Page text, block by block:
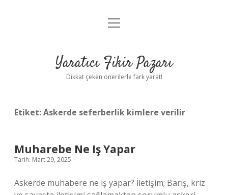
Anasayfa
Yasal Uyarı
menüyü
Yaratıcı Fikir Pazarı
Dikkat çeken önerilerle fark yarat!
Etiket:Askerde seferberlik kimlere verilir
Muharebe Ne Iş Yapar
Tarih: Mart 29, 2025
Askerde muhabere ne iş yapar? İletişim; Barış, kriz